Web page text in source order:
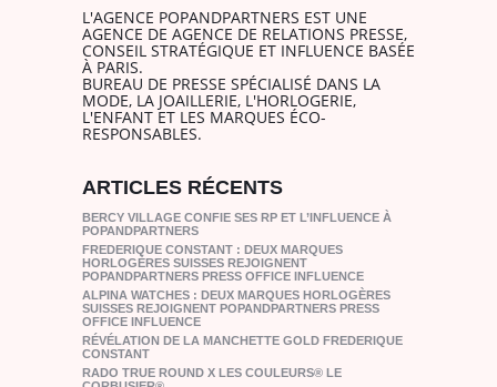
L'AGENCE POPANDPARTNERS EST UNE
AGENCE DE AGENCE DE RELATIONS PRESSE,
CONSEIL STRATÉGIQUE ET INFLUENCE BASÉE
À PARIS.
BUREAU DE PRESSE SPÉCIALISÉ DANS LA
MODE, LA JOAILLERIE, L'HORLOGERIE,
L'ENFANT ET LES MARQUES ÉCO-
RESPONSABLES.
ARTICLES RÉCENTS
BERCY VILLAGE CONFIE SES RP ET L’INFLUENCE À
POPANDPARTNERS
FREDERIQUE CONSTANT : DEUX MARQUES
HORLOGÈRES SUISSES REJOIGNENT
POPANDPARTNERS PRESS OFFICE INFLUENCE
ALPINA WATCHES : DEUX MARQUES HORLOGÈRES
SUISSES REJOIGNENT POPANDPARTNERS PRESS
OFFICE INFLUENCE
RÉVÉLATION DE LA MANCHETTE GOLD FREDERIQUE
CONSTANT
RADO TRUE ROUND X LES COULEURS® LE